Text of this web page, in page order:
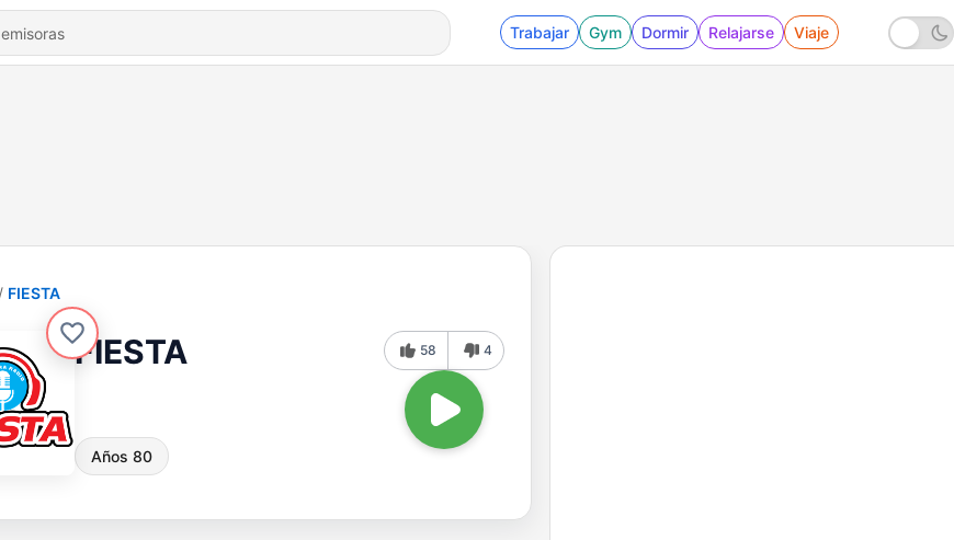
Trabajar Gym Dormir Relajarse Viaje
FIESTA
FIESTA
Años 80
58 4